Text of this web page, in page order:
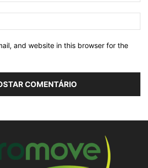
and website in this browser for the